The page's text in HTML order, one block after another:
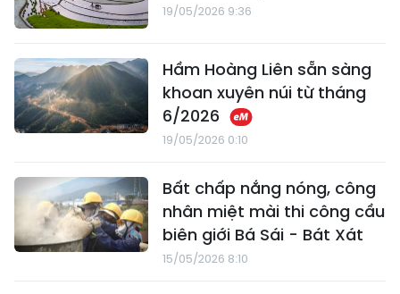
19/05/2026 9:36
Hầm Hoàng Liên sẵn sàng
khoan xuyên núi từ tháng
6/2026
19/05/2026 0:10
Bất chấp nắng nóng, công
nhân miệt mài thi công cầu
biên giới Bá Sái - Bát Xát
15/05/2026 8:10